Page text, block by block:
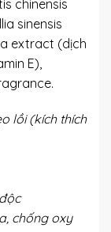
chinensis
sinensis
extract (dịch
E),
lồi (kích thích
chống oxy